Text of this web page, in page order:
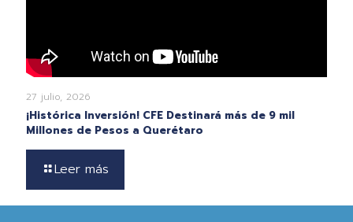
27 julio, 2026
¡Histórica Inversión! CFE Destinará más de 9 mil
Millones de Pesos a Querétaro
Leer más